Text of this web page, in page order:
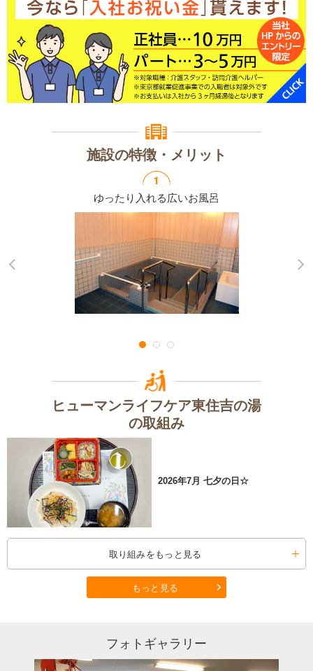
施設の特徴・メリット
ゆったり入れる広いお風呂
ヒューマンライフケア東住吉の湯
の取組み
2026年7月 七夕の日☆
取り組みをもっと見る
もっと見る
フォトギャラリー